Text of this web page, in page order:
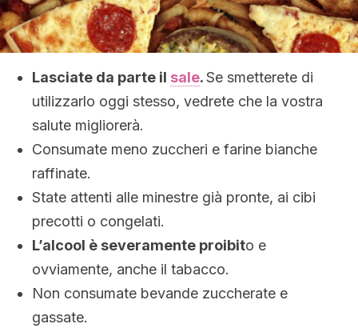
Lasciate da parte il sale.Se smetterete di
utilizzarlo oggi stesso, vedrete che la vostra
salute migliorerà.
Consumate meno zuccheri e farine bianche
raffinate.
State attenti alle minestre già pronte, ai cibi
precotti o congelati.
L’alcool è severamente proibito e
ovviamente, anche il tabacco.
Non consumate bevande zuccherate e
gassate.